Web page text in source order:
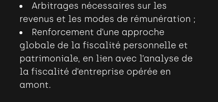
Arbitrages nécessaires sur les
revenus et les modes de rémunération ;
Renforcement d’une approche
globale de la fiscalité personnelle et
patrimoniale, en lien avec l’analyse de
la fiscalité d’entreprise opérée en
amont.